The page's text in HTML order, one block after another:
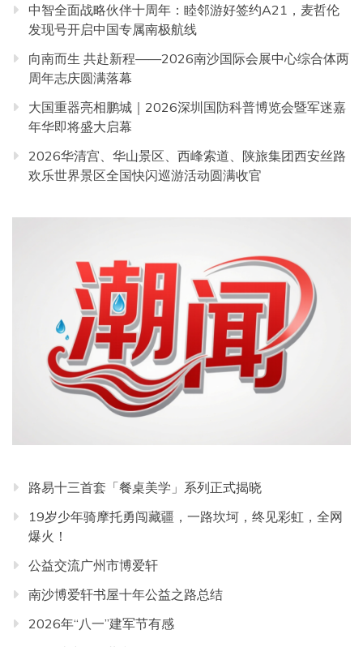
中智全面战略伙伴十周年：睦邻游好签约A21，麦哲伦
发现号开启中国专属南极航线
向南而生 共赴新程——2026南沙国际会展中心综合体两
周年志庆圆满落幕
大国重器亮相鹏城｜2026深圳国防科普博览会暨军迷嘉
年华即将盛大启幕
2026华清宫、华山景区、西峰索道、陕旅集团西安丝路
欢乐世界景区全国快闪巡游活动圆满收官
路易十三首套「餐桌美学」系列正式揭晓
19岁少年骑摩托勇闯藏疆，一路坎坷，终见彩虹，全网
爆火！
公益交流广州市博爱轩
南沙博爱轩书屋十年公益之路总结
2026年“八一”建军节有感